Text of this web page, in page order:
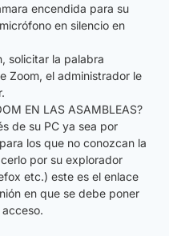
encendida para su
en silencio en
solicitar la palabra
Zoom, el administrador le
EN LAS ASAMBLEAS?
de su PC ya sea por
los que no conozcan la
por su explorador
etc.) este es el enlace
en que se debe poner